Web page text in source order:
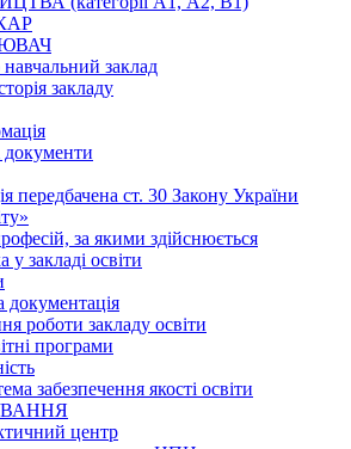
заклад
закладу
документи
передбачена ст. 30 Закону України
за якими здійснюється
у закладі освіти
роботи закладу освіти
програми
забезпечення якості освіти
центр